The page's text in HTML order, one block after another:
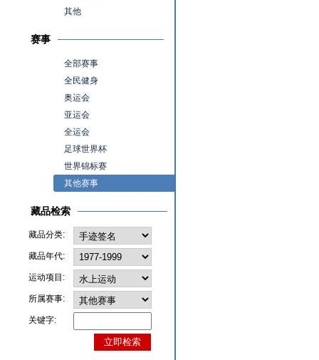
其他
赛事
全部赛事
全民健身
奥运会
亚运会
全运会
足球世界杯
世界锦标赛
其他赛事
藏品检索
藏品分类:
藏品年代:
运动项目:
所属赛事:
关键字: